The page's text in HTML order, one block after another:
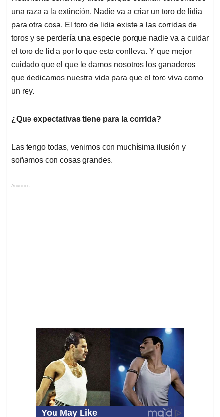
una raza a la extinción. Nadie va a criar un toro de lidia
para otra cosa. El toro de lidia existe a las corridas de
toros y se perdería una especie porque nadie va a cuidar
el toro de lidia por lo que esto conlleva. Y que mejor
cuidado que el que le damos nosotros los ganaderos
que dedicamos nuestra vida para que el toro viva como
un rey.
¿Que expectativas tiene para la corrida?
Las tengo todas, venimos con muchísima ilusión y
soñamos con cosas grandes.
Anuncios.